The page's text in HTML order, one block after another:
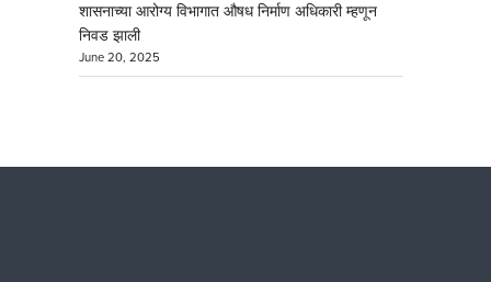
शासनाच्या आरोग्य विभागात औषध निर्माण अधिकारी म्हणून
निवड झाली
June 20, 2025